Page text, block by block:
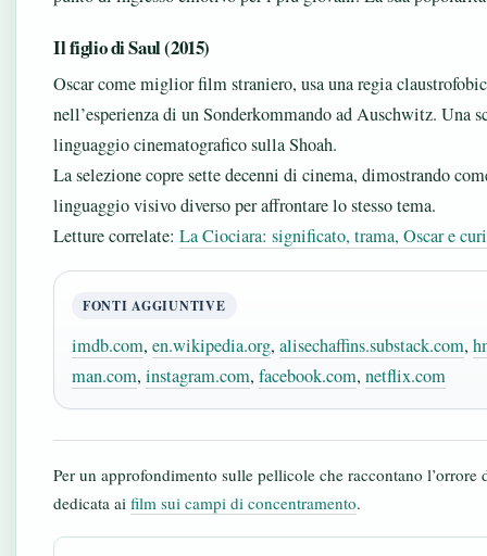
Il figlio di Saul (2015)
Oscar come miglior film straniero, usa una regia
nell’esperienza di un Sonderkommando ad Auschwitz. Una
linguaggio cinematografico sulla Shoah.
La selezione copre sette decenni di cinema, dimostrando
linguaggio visivo diverso per affrontare lo stesso tema.
Letture correlate: La Ciociara: significato, trama, Oscar e
FONTI AGGIUNTIVE
imdb.com, en.wikipedia.org, alisechaffins.substack.com,
man.com, instagram.com, facebook.com, netflix.com
Per un approfondimento sulle pellicole che raccontano l’orrore
dedicata ai film sui campi di concentramento.